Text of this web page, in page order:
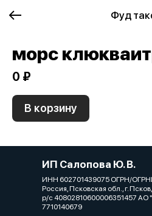
Фуд
морс
0 ₽
В корзину
ИП Салопова Ю. В.
ИНН 602701439075 ОГРН/
Россия, Псковская обл., г.
р/с 40802810600006351457
7710140679